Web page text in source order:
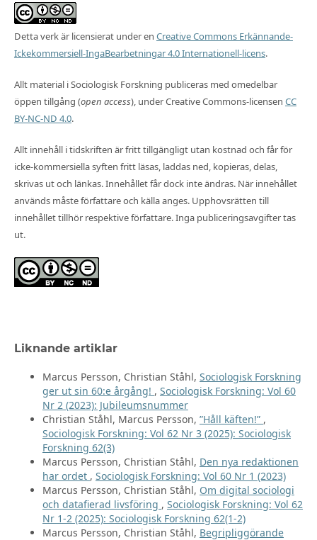
Detta verk är licensierat under en Creative Commons Erkännande-
Ickekommersiell-IngaBearbetningar 4.0 Internationell-licens.
Allt material i Sociologisk Forskning publiceras med omedelbar
öppen tillgång (open access), under Creative Commons-licensen CC
BY-NC-ND 4.0.
Allt innehåll i tidskriften är fritt tillgängligt utan kostnad och får för
icke-kommersiella syften fritt läsas, laddas ned, kopieras, delas,
skrivas ut och länkas. Innehållet får dock inte ändras. När innehållet
används måste författare och källa anges. Upphovsrätten till
innehållet tillhör respektive författare. Inga publiceringsavgifter tas
ut.
Liknande artiklar
Marcus Persson, Christian Ståhl, Sociologisk Forskning
ger ut sin 60:e årgång! , Sociologisk Forskning: Vol 60
Nr 2 (2023): Jubileumsnummer
Christian Ståhl, Marcus Persson, ”Håll käften!” ,
Sociologisk Forskning: Vol 62 Nr 3 (2025): Sociologisk
Forskning 62(3)
Marcus Persson, Christian Ståhl, Den nya redaktionen
har ordet , Sociologisk Forskning: Vol 60 Nr 1 (2023)
Marcus Persson, Christian Ståhl, Om digital sociologi
och datafierad livsföring , Sociologisk Forskning: Vol 62
Nr 1-2 (2025): Sociologisk Forskning 62(1-2)
Marcus Persson, Christian Ståhl, Begripliggörande